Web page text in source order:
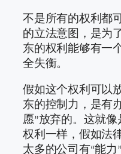
不是所有的权利都
的立法意图，是为
东的权利能够有一
全失衡。
假如这个权利可以
东的控制力，是有
愿”放弃的。这就
权利一样，假如法
太多的公司有“能